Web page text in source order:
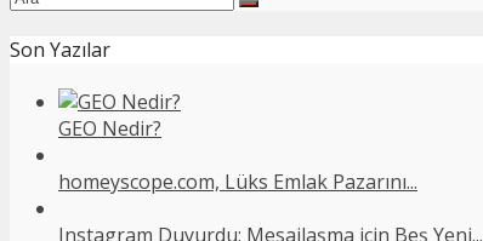
Son Yazılar
GEO Nedir?
homeyscope.com, Lüks Emlak Pazarını...
Instagram Duyurdu: Mesajlaşma için Beş Yeni...